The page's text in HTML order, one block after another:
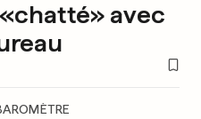
avec